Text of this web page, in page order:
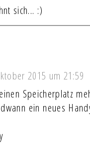
sich... :)
2015 um 21:59
Speicherplatz
ein neues